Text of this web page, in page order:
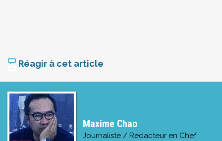
Réagir à cet article
Maxime Chao
Journaliste / Rédacteur en Chef